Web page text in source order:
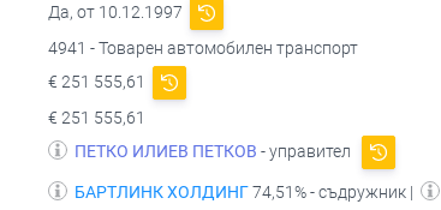
Да, от 10.12.1997
4941 - Товарен автомобилен транспорт
€ 251 555,61
€ 251 555,61
ПЕТКО ИЛИЕВ ПЕТКОВ - управител
БАРТЛИНК ХОЛДИНГ74,51% - съдружник |